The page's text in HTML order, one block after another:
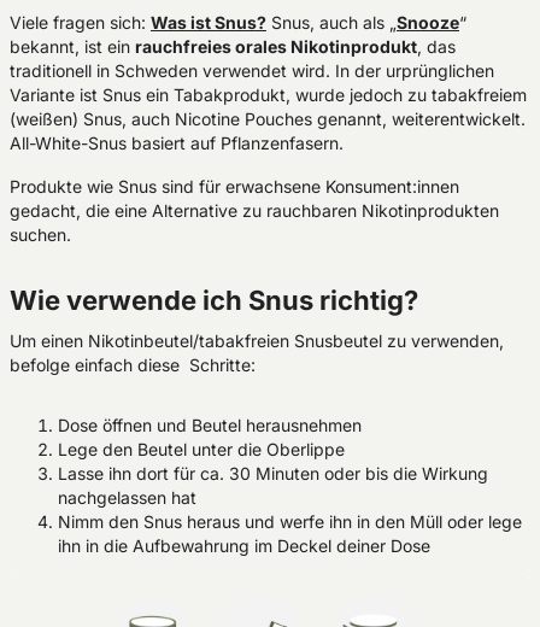
Viele fragen sich: Was ist Snus? Snus, auch als „Snooze“
bekannt, ist ein rauchfreies orales Nikotinprodukt, das
traditionell in Schweden verwendet wird. In der urprünglichen
Variante ist Snus ein Tabakprodukt, wurde jedoch zu tabakfreiem
(weißen) Snus, auch Nicotine Pouches genannt, weiterentwickelt.
All-White-Snus basiert auf Pflanzenfasern.
Produkte wie Snus sind für erwachsene Konsument:innen
gedacht, die eine Alternative zu rauchbaren Nikotinprodukten
suchen.
Wie verwende ich Snus richtig?
Um einen Nikotinbeutel/tabakfreien Snusbeutel zu verwenden,
befolge einfach diese Schritte:
Dose öffnen und Beutel herausnehmen
Lege den Beutel unter die Oberlippe
Lasse ihn dort für ca. 30 Minuten oder bis die Wirkung
nachgelassen hat
Nimm den Snus heraus und werfe ihn in den Müll oder lege
ihn in die Aufbewahrung im Deckel deiner Dose